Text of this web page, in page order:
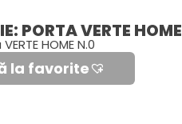
PORTA VERTE HOME
HOME N.0
la favorite​